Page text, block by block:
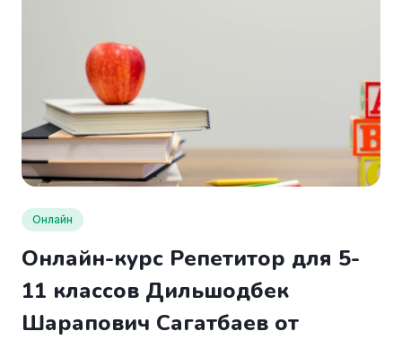
Онлайн
Онлайн-курс Репетитор для 5-
11 классов Дильшодбек
Шарапович Сагатбаев от